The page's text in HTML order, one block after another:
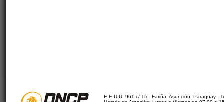
E.E.U.U. 961 c/ Tte. Fariña. Asunción, Paraguay -